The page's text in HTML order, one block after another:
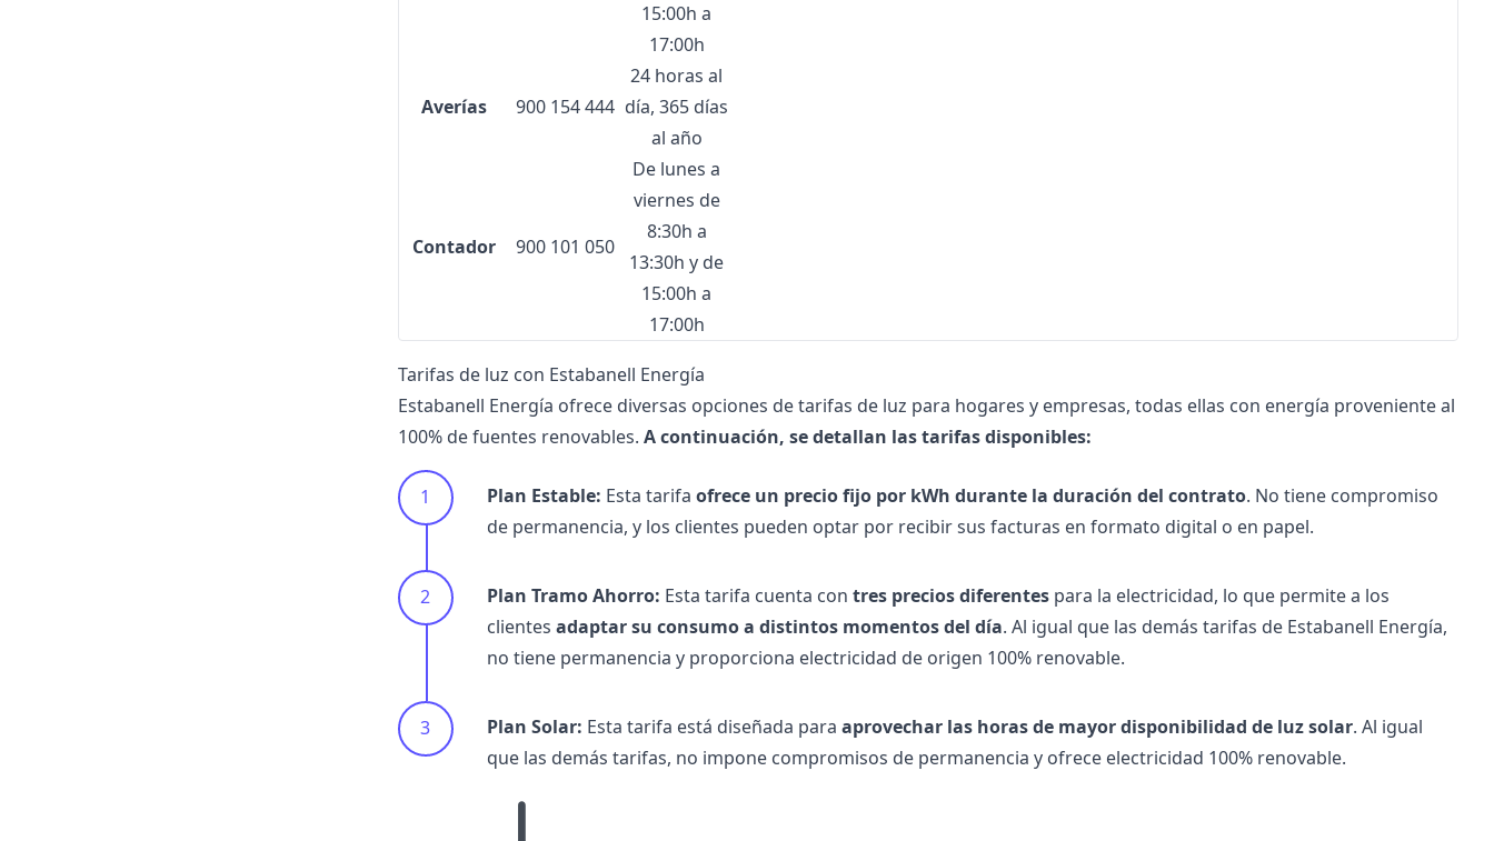
15:00h a
17:00h
Averías 900 154 444
24 horas al
día, 365 días
al año
Contador 900 101 050
De lunes a
viernes de
8:30h a
13:30h y de
15:00h a
17:00h
Tarifas de luz con Estabanell Energía
Estabanell Energía ofrece diversas opciones de tarifas de luz para hogares y empresas, todas ellas con energía proveniente al
100% de fuentes renovables. A continuación, se detallan las tarifas disponibles:
Plan Estable: Esta tarifa ofrece un precio fijo por kWh durante la duración del contrato. No tiene compromiso
de permanencia, y los clientes pueden optar por recibir sus facturas en formato digital o en papel.
Plan Tramo Ahorro: Esta tarifa cuenta con tres precios diferentespara la electricidad, lo que permite a los
clientes adaptar su consumo a distintos momentos del día. Al igual que las demás tarifas de Estabanell Energía,
no tiene permanencia y proporciona electricidad de origen 100% renovable.
Plan Solar: Esta tarifa está diseñada para aprovechar las horas de mayor disponibilidad de luz solar. Al igual
que las demás tarifas, no impone compromisos de permanencia y ofrece electricidad 100% renovable.